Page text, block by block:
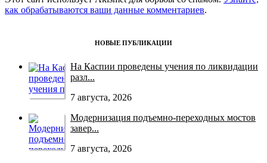
как обрабатываются ваши данные комментариев.
НОВЫЕ ПУБЛИКАЦИИ
На Каспии проведены учения по ликвидации
разл...
7 августа, 2026
Модернизация подъемно-переходных мостов
завер...
7 августа, 2026